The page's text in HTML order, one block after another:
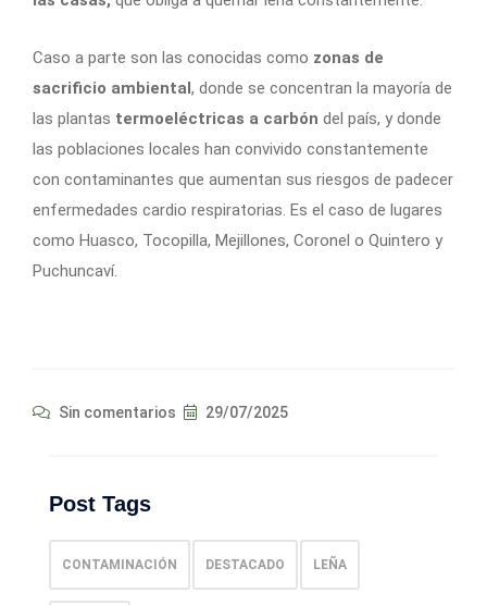
Caso a parte son las conocidas como zonas de
sacrificio ambiental, donde se concentran la mayoría de
las plantas termoeléctricas a carbón del país, y donde
las poblaciones locales han convivido constantemente
con contaminantes que aumentan sus riesgos de padecer
enfermedades cardio respiratorias. Es el caso de lugares
como Huasco, Tocopilla, Mejillones, Coronel o Quintero y
Puchuncaví.
Sin comentarios 29/07/2025
Post Tags
CONTAMINACIÓN DESTACADO LEÑA